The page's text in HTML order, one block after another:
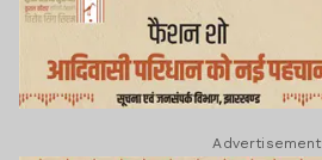
Advertisement